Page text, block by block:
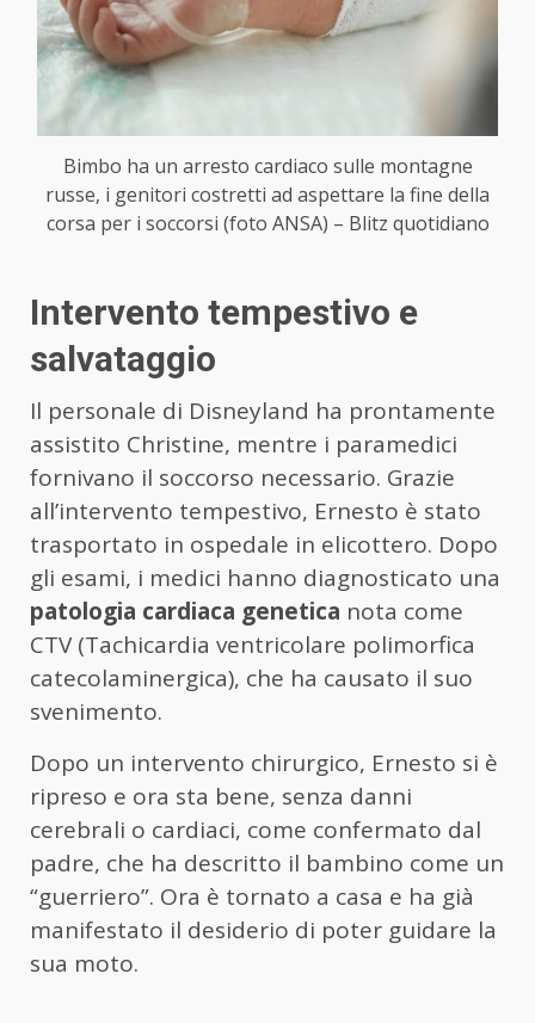
Bimbo ha un arresto cardiaco sulle montagne
russe, i genitori costretti ad aspettare la fine della
corsa per i soccorsi (foto ANSA) – Blitz quotidiano
Intervento tempestivo e
salvataggio
Il personale di Disneyland ha prontamente
assistito Christine, mentre i paramedici
fornivano il soccorso necessario. Grazie
all’intervento tempestivo, Ernesto è stato
trasportato in ospedale in elicottero. Dopo
gli esami, i medici hanno diagnosticato una
patologia cardiaca genetica nota come
CTV (Tachicardia ventricolare polimorfica
catecolaminergica), che ha causato il suo
svenimento.
Dopo un intervento chirurgico, Ernesto si è
ripreso e ora sta bene, senza danni
cerebrali o cardiaci, come confermato dal
padre, che ha descritto il bambino come un
“guerriero”. Ora è tornato a casa e ha già
manifestato il desiderio di poter guidare la
sua moto.